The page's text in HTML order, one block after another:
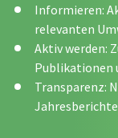
Informieren:
relevanten
Aktiv werden:
Publikationen
Transparenz: